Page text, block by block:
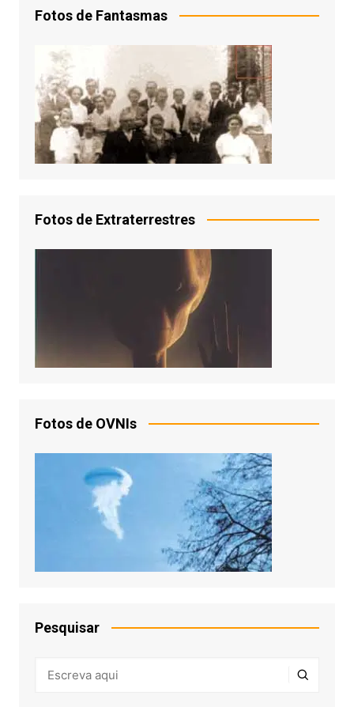
Fotos de Fantasmas
Fotos de Extraterrestres
Fotos de OVNIs
Pesquisar